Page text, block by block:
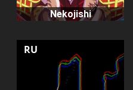
Nekojishi
RU